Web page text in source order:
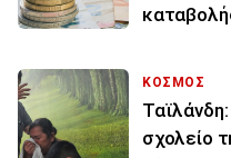
ΚΟΣΜΟΣ
σχολείο